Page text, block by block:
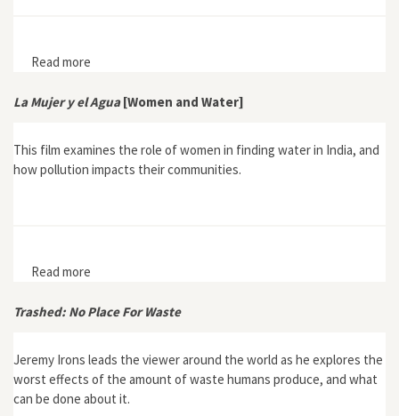
Read more
La Mujer y el Agua[Women and Water]
This film examines the role of women in finding water in India, and
how pollution impacts their communities.
Read more
Trashed: No Place For Waste
Jeremy Irons leads the viewer around the world as he explores the
worst effects of the amount of waste humans produce, and what
can be done about it.